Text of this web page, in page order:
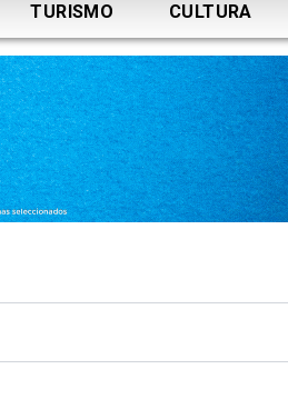
TURISMO CULTURA